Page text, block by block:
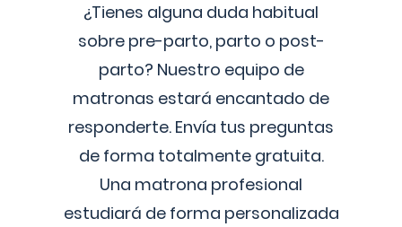
¿Tienes alguna duda habitual
sobre pre-parto, parto o post-
parto? Nuestro equipo de
matronas estará encantado de
responderte. Envía tus preguntas
de forma totalmente gratuita.
Una matrona profesional
estudiará de forma personalizada